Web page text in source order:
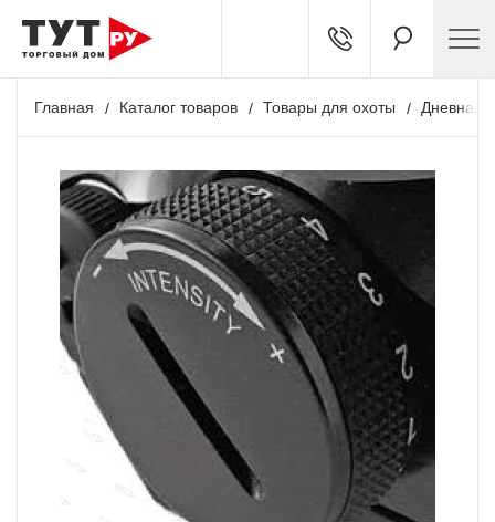
Главная Каталог товаров Товары для охоты Дневная